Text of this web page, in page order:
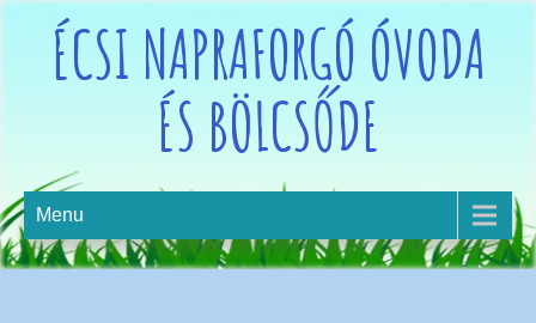
ÉCSI NAPRAFORGÓ ÓVODA
ÉS BÖLCSŐDE
Menu